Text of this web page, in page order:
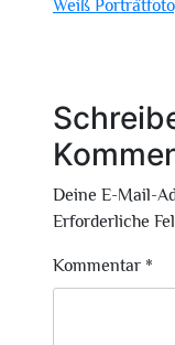
Weiß
Deine E-Mail-
Erforderliche
Kommentar *